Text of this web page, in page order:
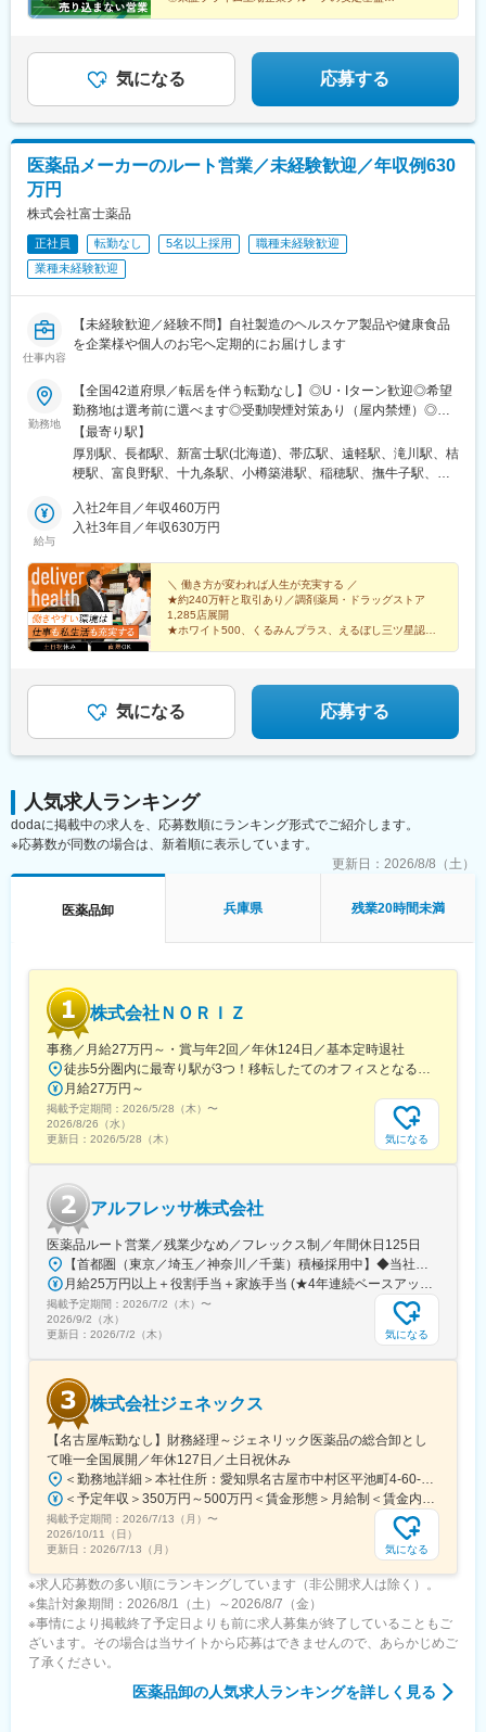
変更の範囲：会社の定める業務
佐倉駅、旭駅(千葉県)、木更津駅、館山駅、茂原駅、東船橋駅、小
駅、掛川市役所前駅、焼津駅、黒川駅(愛知県)、小本駅(愛知県)、
奥町駅、赤池駅(愛知県)、西岡崎駅、牛久保駅、住吉町駅、竹下
駅、西舞鶴駅、天神橋筋六丁目駅、玉出駅、久宝寺駅、茨木駅、
門真市駅、交野市駅、鳳駅、青木駅、総合運動公園駅、武庫之荘
帯解駅、耳成駅、日前宮駅、紀伊新庄駅、新宮駅、尾鷲駅、高茶
屋駅、中川原駅、四十九駅、手力駅、東大垣駅、小泉駅、高山
駅、琴似駅(札幌市営)、淡路町駅、新桜台駅、新越谷駅、東宮原
駅、幸浦駅、緑町駅、堀ノ内駅、蘇我駅、清水駅(愛知県)、烏森
(鹿児島県)
気になる 応募する
医薬品メーカーのルート営業／未経験歓迎／年収例630
万円
株式会社富士薬品
正社員 転勤なし 5名以上採用
職種未経験歓迎
業種未経験歓迎
仕事内容
【未経験歓迎／経験不問】自社製造のヘルスケア製品や健康食品
を企業様や個人のお宅へ定期的にお届けします
勤務地
【全国42道府県／転居を伴う転勤なし】◎U・Iターン歓迎◎希望
勤務地は選考前に選べます◎受動喫煙対策あり（屋内禁煙）◎オ
ンライン面接実施中■北海道・東北北海道／青森／岩手／秋田／山
形／福島■関東茨城／栃木／群馬／神奈川／埼玉／千葉■北陸・甲
信越新潟／富山／石川／福井／長野／山梨■東海静岡／愛知／三重
広島／島根／岡山／山口／徳島／愛媛／香川■九州・沖縄福岡／大
分／宮崎／鹿児島／熊本／長崎／沖縄＜オンライン面接実施中＞
岡県静岡県島田市道悦3-14-2三島営業所：静岡県田方郡函南町肥
田字南中道476中津川営業所：岐阜県中津川市中津川字大西667-1
田辺営業所：和歌山県田辺市三栖字三反田130-5京都北営業所：京
都府京都市北区上賀茂向縄手町16滑川営業所：富山県滑川市柳原
字宮ノ東41-29※詳細は「会社概要」欄HPから
【最寄り駅】
厚別駅、長都駅、新富士駅(北海道)、帯広駅、遠軽駅、滝川駅、桔
梗駅、富良野駅、十九条駅、小樽築港駅、稲穂駅、撫牛子駅、羽
鹿島神宮駅、大宝駅、土浦駅、後台駅、黒磯駅、上今市駅、渋川
駅、太田駅(群馬県)、大森台駅、青堀駅、南与野駅、武蔵高萩駅、
駅、砺波駅、片原町駅(富山県)、速星駅、春江駅、水落駅、しんざ
駅、上越妙高駅、信州中野駅、附属中学前駅、切石駅、岩村田
駅、西上田駅、酒折駅、禾生駅、富士駅、古庄駅、半田駅、荒子
川公園駅、妙興寺駅、六軒駅(三重県)、霞ケ浦駅、光善寺駅、平野
駅(地下鉄)、久米田駅、ケーブル八幡宮山上駅、田村駅、唐崎駅、
出雲市駅、高野駅、西富井駅、周防下郷駅、櫛ケ浜駅、府中駅(徳
島県)、北久米駅、北宇和島駅、伏石駅、下曽根駅、高城駅、杵築
給与
入社2年目／年収460万円
入社3年目／年収630万円
＼ 働き方が変われば人生が充実する ／
★約240万軒と取引あり／調剤薬局・ドラッグストア
1,285店展開
★ホワイト500、くるみんプラス、えるぼし三ツ星認定
気になる 応募する
人気求人ランキング
dodaに掲載中の求人を、応募数順にランキング形式でご紹介します。
※応募数が同数の場合は、新着順に表示しています。
更新日： 2026/8/8（土）
医薬品卸 兵庫県 残業20時間未満
株式会社ＮＯＲＩＺ
事務／月給27万円～・賞与年2回／年休124日／基本定時退社
徒歩5分圏内に最寄り駅が3つ！移転したてのオフィスとなるため、新しくキレイなオフィスで働けます！★転勤なし東京都中央区銀座6-13-16 ヒューリック銀座ウォールビル3階新富町から徒歩3分※受動喫煙対策：屋内禁煙
月給27万円～
掲載予定期間： 2026/5/28（木） 〜
2026/8/26（水）
更新日： 2026/5/28（木） 気になる
アルフレッサ株式会社
医薬品ルート営業／残業少なめ／フレックス制／年間休日125日
【首都圏（東京／埼玉／神奈川／千葉）積極採用中】◆当社が展開する【北海道／関東／首都圏／中部／近畿／九州】の各事業所へご希望を考慮した上で配属となります。【北海道】北海道【関東】栃木／群馬／茨城／長野／山梨／新潟【首都圏】東京／埼玉／神奈川／千葉★積極採用エリア【中部】静岡／愛知／三重／岐阜【近畿】滋賀／兵庫／大阪／京都／奈良／和歌山【九州】福岡／長崎／熊本／大分／宮崎／鹿児島各事業所の詳細については、弊社HPよりご確認ください※「企業情報」→「拠点」よりご確認いただけます。屋内禁煙(※喫煙室あり※禁煙タイムあり※喫煙室での就労はありません)
月給25万円以上＋役割手当＋家族手当 (★4年連続ベースアップ実施！)※時間外手当別途支給※年齢、経験、能力を考慮の上、優遇します
掲載予定期間： 2026/7/2（木） 〜
2026/9/2（水）
更新日： 2026/7/2（木） 気になる
株式会社ジェネックス
【名古屋/転勤なし】財務経理～ジェネリック医薬品の総合卸とし
て唯一全国展開／年休127日／土日祝休み
＜勤務地詳細＞本社住所：愛知県名古屋市中村区平池町4-60-12 グローバルゲート27F受動喫煙対策：敷地内喫煙可能場所あり変更の範囲：無
＜予定年収＞350万円～500万円＜賃金形態＞月給制＜賃金内訳＞月額（基本給）：250,000円～357,000円＜月給＞250,000円～357,000円＜昇給有無＞有＜残業手当＞有＜給与補足＞昇給：年１回（３月）賞与：年２回（6月、12月）※経験、スキルに応じて相談のうえ決定いたします※残業手当は別途支給30歳年収：350万円／月給25万円+賞与35歳年収：400万円／月給28.5万円+賞与賃金はあくまでも目安の金額であり、選考を通じて上下する可能性があります。月給(月額)は固定手当を含めた表記です。
掲載予定期間： 2026/7/13（月） 〜
2026/10/11（日）
更新日： 2026/7/13（月） 気になる
※求人応募数の多い順にランキングしています（非公開求人は除く）。
※集計対象期間：2026/8/1（土）～2026/8/7（金）
※事情により掲載終了予定日よりも前に求人募集が終了していることもご
ざいます。その場合は当サイトから応募はできませんので、あらかじめご
了承ください。
医薬品卸の人気求人ランキングを詳しく見る